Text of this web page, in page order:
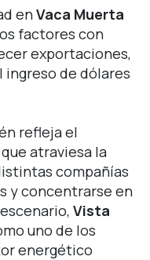
enVaca Muerta
factores con
exportaciones,
de dólares
refleja el
atraviesa la
compañías
y concentrarse en
Vista
uno de los
energético